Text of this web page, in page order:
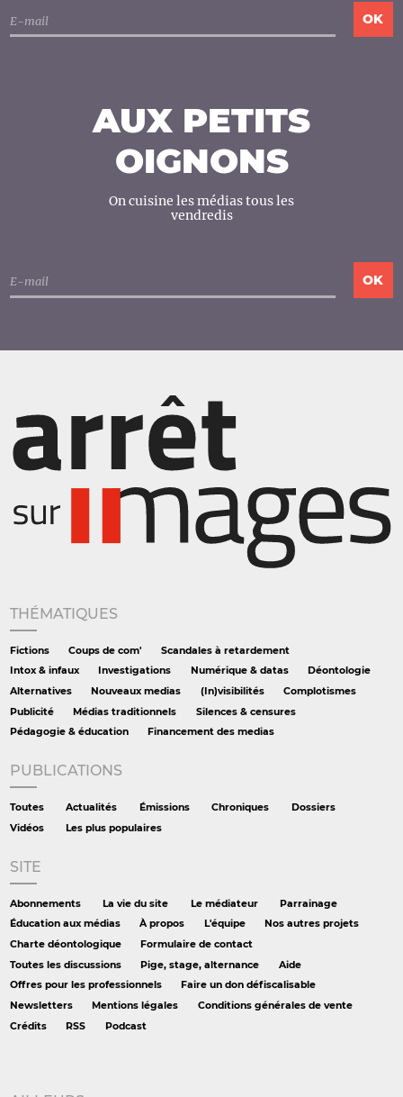
AUX PETITS
OIGNONS
On cuisine les médias tous les
vendredis
THÉMATIQUES
Fictions Coups de com'
Scandales à retardement
Intox & infaux
Investigations Numérique & datas
Déontologie
Alternatives
Nouveaux medias (In)visibilités
Complotismes
Publicité
Médias traditionnels
Silences & censures
Pédagogie & éducation
Financement des medias
PUBLICATIONS
Toutes Actualités Émissions Chroniques
Dossiers
Vidéos
Les plus populaires
SITE
Abonnements La vie du site Le médiateur
Parrainage
Éducation aux médias
À propos L'équipe
Nos autres projets
Charte déontologique
Formulaire de contact
Toutes les discussions
Pige, stage, alternance
Aide
Offres pour les professionnels
Faire un don défiscalisable
Newsletters
Mentions légales
Conditions générales de vente
Crédits
RSS Podcast